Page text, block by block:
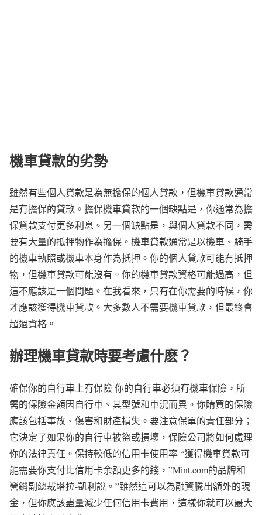
機車貸款的劣勢
雖然有些個人貸款是為無擔保的個人貸款，但機車貸款通常
是有擔保的貸款。擔保機車貸款的一個缺點是，你通常為擔
保貸款支付更多利息。另一個缺點是，與個人貸款不同，需
要有大量的抵押物作為擔保。機車貸款通常是以機車、騎手
的機車執照或機車本身作為抵押。你的個人貸款可能有抵押
物，但機車貸款可能沒有。你的機車貸款資格可能過高，但
這不應該是一個問題。在我看來，只有在你需要的時候，你
才應該獲得機車貸款。大多數人不需要機車貸款，但最終會
超過資格。
辦理機車貸款時要考慮什麽？
確保你的自行車上有保險 你的自行車必須有機車保險，所
需的保險金額因自行車、其型號和車況而異。你購買的保險
應該包括事故、傷害和財產損失。要注意保單的責任部分；
它決定了如果你的自行車被盜或損壞，保險公司將如何處理
你的法律責任。保持較低的信用卡使用率 “獲得機車貸款可
能需要你支付比信用卡余額更多的錢，”Mint.com的品牌和
營銷副總裁塔拉-凱利說。”雖然這可以為融資騰出額外的現
金，但你應該盡量減少任何信用卡費用，這樣你就可以最大